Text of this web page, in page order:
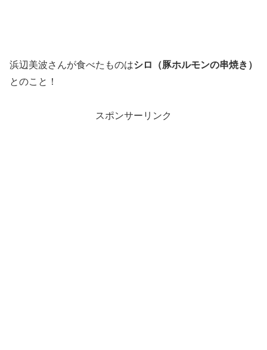
浜辺美波さんが食べたものはシロ（豚ホルモンの串焼き）
とのこと！
スポンサーリンク